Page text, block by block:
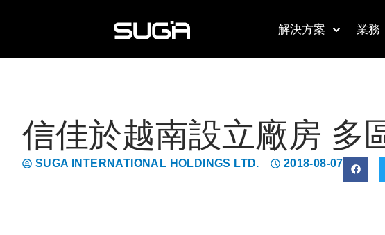
解決方案 業務
信佳於越南設立廠房 多
SUGA INTERNATIONAL HOLDINGS LTD. 2018-08-07